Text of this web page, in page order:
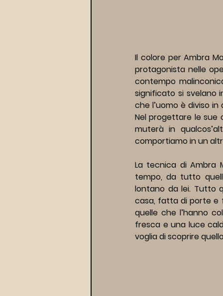
Il colore per Ambra
protagonista nelle
contempo
significato si svelano
che l’uomo è diviso
Nel progettare le sue
muterà in
comportiamo in un
La tecnica di Ambra
tempo, da tutto
lontano da lei. Tutto
casa, fatta di porte e
quelle che l’hanno
fresca e una luce
voglia di scoprire